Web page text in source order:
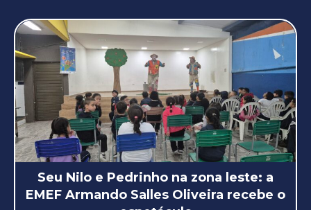
Seu Nilo e Pedrinho na zona leste: a
EMEF Armando Salles Oliveira recebe o